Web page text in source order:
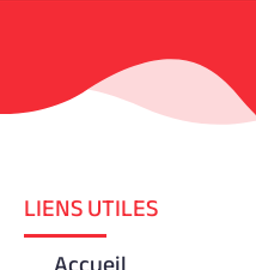
LIENS UTILES
Accueil